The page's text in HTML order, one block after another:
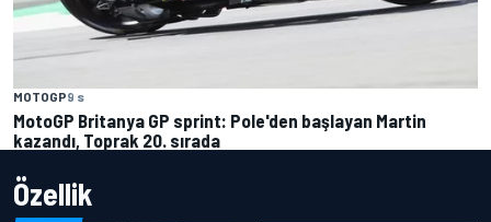
MOTOGP9 s
MotoGP Britanya GP sprint: Pole'den başlayan Martin
kazandı, Toprak 20. sırada
Özellik